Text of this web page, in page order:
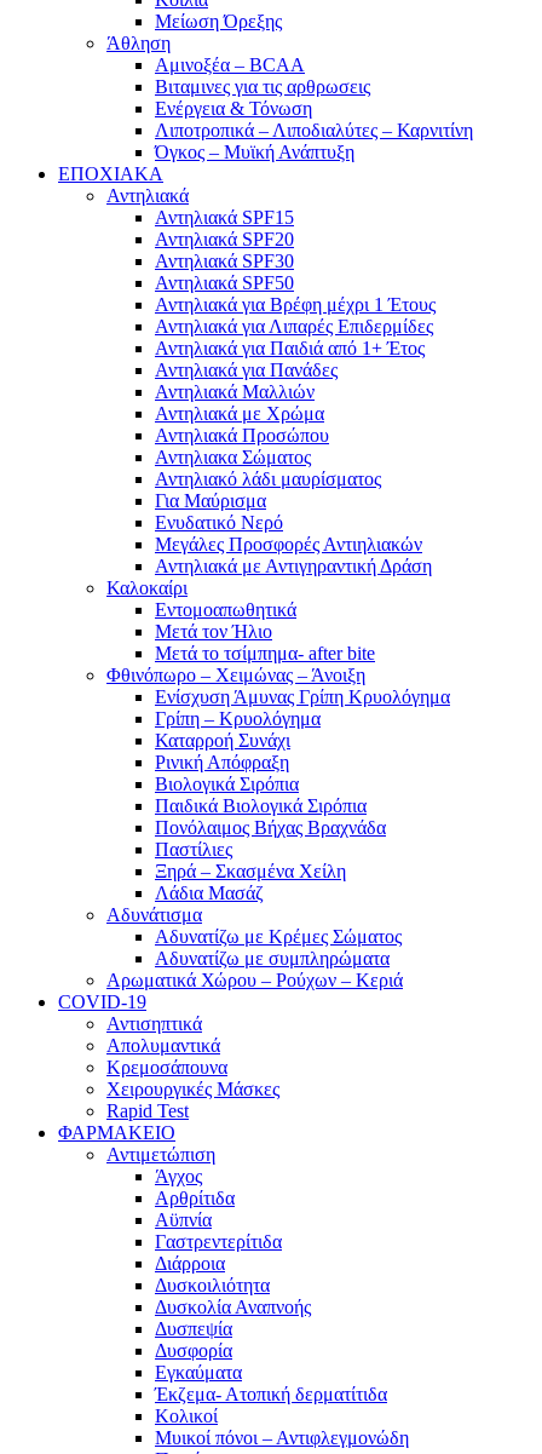
Μείωση Όρεξης
Άθληση
Αμινοξέα – BCAA
Βιταμινες για τις αρθρωσεις
Ενέργεια & Τόνωση
Λιποτροπικά – Λιποδιαλύτες – Καρνιτίνη
Όγκος – Μυϊκή Ανάπτυξη
ΕΠΟΧΙΑΚΑ
Αντηλιακά
Αντηλιακά SPF15
Αντηλιακά SPF20
Αντηλιακά SPF30
Αντηλιακά SPF50
Αντηλιακά για Βρέφη μέχρι 1 Έτους
Αντηλιακά για Λιπαρές Επιδερμίδες
Αντηλιακά για Παιδιά από 1+ Έτος
Αντηλιακά για Πανάδες
Αντηλιακά Μαλλιών
Αντηλιακά με Χρώμα
Αντηλιακά Προσώπου
Αντηλιακα Σώματος
Αντηλιακό λάδι μαυρίσματος
Για Μαύρισμα
Ενυδατικό Νερό
Μεγάλες Προσφορές Αντιηλιακών
Αντηλιακά με Αντιγηραντική Δράση
Καλοκαίρι
Εντομοαπωθητικά
Μετά τον Ήλιο
Μετά το τσίμπημα- after bite
Φθινόπωρο – Χειμώνας – Άνοιξη
Ενίσχυση Άμυνας Γρίπη Κρυολόγημα
Γρίπη – Κρυολόγημα
Καταρροή Συνάχι
Ρινική Απόφραξη
Βιολογικά Σιρόπια
Παιδικά Βιολογικά Σιρόπια
Πονόλαιμος Βήχας Βραχνάδα
Παστίλιες
Ξηρά – Σκασμένα Χείλη
Λάδια Μασάζ
Αδυνάτισμα
Αδυνατίζω με Κρέμες Σώματος
Αδυνατίζω με συμπληρώματα
Αρωματικά Χώρου – Ρούχων – Κεριά
COVID-19
Αντισηπτικά
Απολυμαντικά
Κρεμοσάπουνα
Χειρουργικές Μάσκες
Rapid Test
ΦΑΡΜΑΚΕΙΟ
Αντιμετώπιση
Άγχος
Αρθρίτιδα
Αϋπνία
Γαστρεντερίτιδα
Διάρροια
Δυσκοιλιότητα
Δυσκολία Αναπνοής
Δυσπεψία
Δυσφορία
Εγκαύματα
Έκζεμα- Ατοπική δερματίτιδα
Κολικοί
Μυικοί πόνοι – Αντιφλεγμονώδη